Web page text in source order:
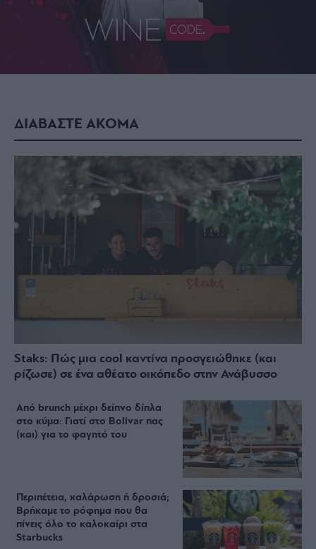
ΔΙΑΒΑΣΤΕ ΑΚΟΜΑ
Staks: Πώς μια cool καντίνα προσγειώθηκε (και
ρίζωσε) σε ένα αθέατο οικόπεδο στην Ανάβυσσο
Από brunch μέχρι δείπνο δίπλα
στο κύμα: Γιατί στο Bolivar πας
(και) για το φαγητό του
Περιπέτεια, χαλάρωση ή δροσιά;
Βρήκαμε το ρόφημα που θα
πίνεις όλο το καλοκαίρι στα
Starbucks